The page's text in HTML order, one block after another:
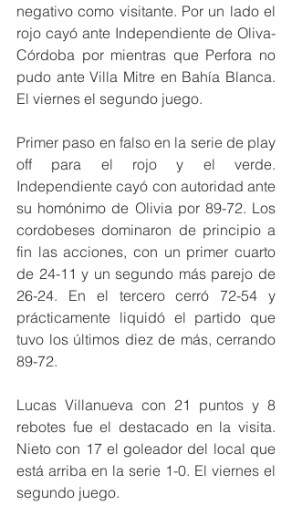
negativo como visitante. Por un lado el
rojo cayó ante Independiente de Oliva-
Córdoba por mientras que Perfora no
pudo ante Villa Mitre en Bahía Blanca.
El viernes el segundo juego.
Primer paso en falso en la serie de play
off para el rojo y el verde.
Independiente cayó con autoridad ante
su homónimo de Olivia por 89-72. Los
cordobeses dominaron de principio a
fin las acciones, con un primer cuarto
de 24-11 y un segundo más parejo de
26-24. En el tercero cerró 72-54 y
prácticamente liquidó el partido que
tuvo los últimos diez de más, cerrando
89-72.
Lucas Villanueva con 21 puntos y 8
rebotes fue el destacado en la visita.
Nieto con 17 el goleador del local que
está arriba en la serie 1-0. El viernes el
segundo juego.